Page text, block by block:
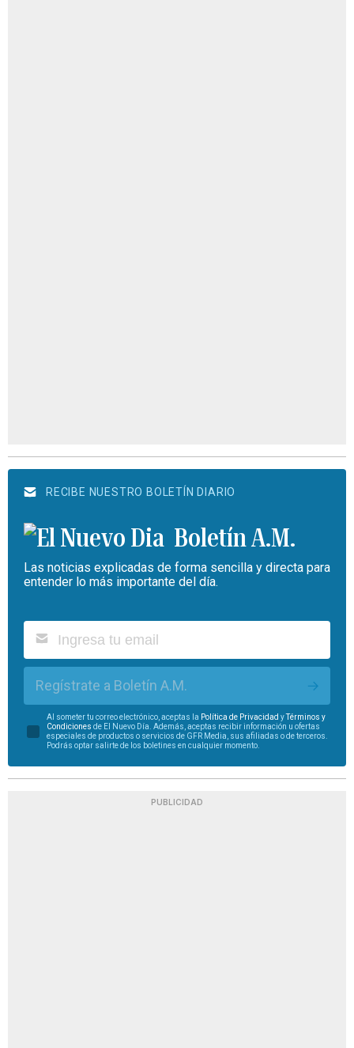
RECIBE NUESTRO BOLETÍN DIARIO
Boletín A.M.
Las noticias explicadas de forma sencilla y directa para
entender lo más importante del día.
Regístrate a Boletín A.M.
Al someter tu correo electrónico, aceptas la Política de Privacidad yTérminos y
Condiciones de El Nuevo Día. Además, aceptas recibir información u ofertas
especiales de productos o servicios de GFR Media, sus afiliadas o de terceros.
Podrás optar salirte de los boletines en cualquier momento.
PUBLICIDAD